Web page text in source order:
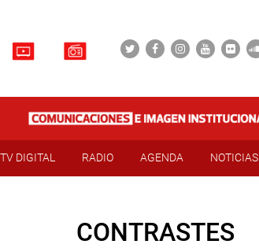
TV DIGITAL RADIO AGENDA NOTICIAS
CONTRASTES